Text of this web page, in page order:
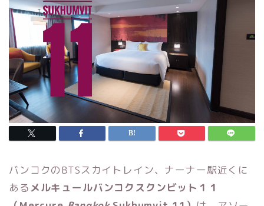
バンコクのBTSスカイトレイン、ナーナー駅近くに
ある メルキュールバンコクスクンビット１１